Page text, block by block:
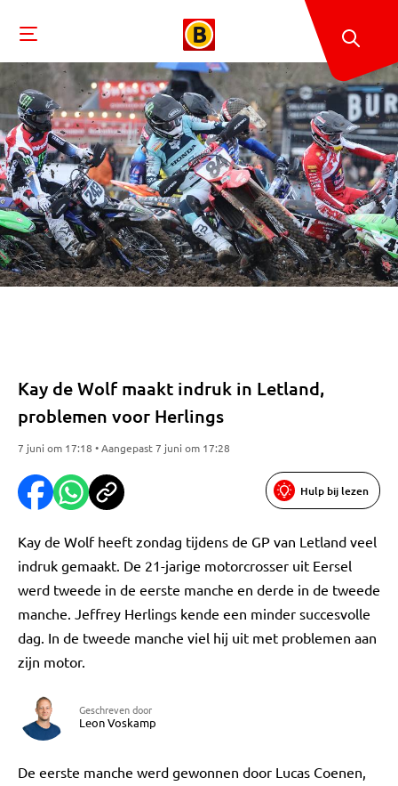
Kay de Wolf maakt indruk in Letland,
problemen voor Herlings
7 juni om 17:18 • Aangepast 7 juni om 17:28
Hulp bij lezen
Kay de Wolf heeft zondag tijdens de GP van Letland veel
indruk gemaakt. De 21-jarige motorcrosser uit Eersel
werd tweede in de eerste manche en derde in de tweede
manche. Jeffrey Herlings kende een minder succesvolle
dag. In de tweede manche viel hij uit met problemen aan
zijn motor.
Geschreven door
Leon Voskamp
De eerste manche werd gewonnen door Lucas Coenen,